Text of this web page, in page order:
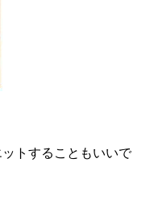
トすることもいいで